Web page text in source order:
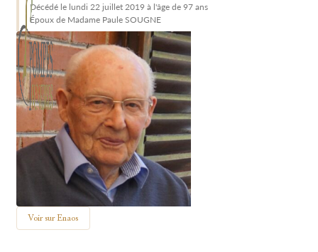
Décédé le lundi 22 juillet 2019 à l'âge de 97 ans
Époux de Madame Paule SOUGNE
Voir sur Enaos